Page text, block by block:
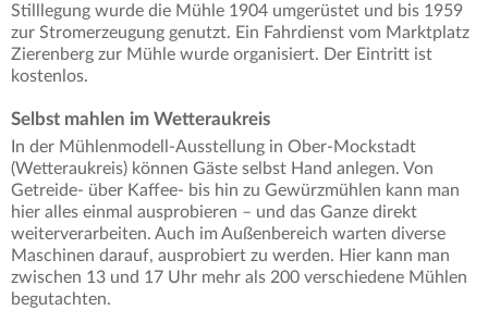
Stilllegung wurde die Mühle 1904 umgerüstet und bis 1959
zur Stromerzeugung genutzt. Ein Fahrdienst vom Marktplatz
Zierenberg zur Mühle wurde organisiert. Der Eintritt ist
kostenlos.
Selbst mahlen im Wetteraukreis
In der Mühlenmodell-Ausstellung in Ober-Mockstadt
(Wetteraukreis) können Gäste selbst Hand anlegen. Von
Getreide- über Kaffee- bis hin zu Gewürzmühlen kann man
hier alles einmal ausprobieren – und das Ganze direkt
weiterverarbeiten. Auch im Außenbereich warten diverse
Maschinen darauf, ausprobiert zu werden. Hier kann man
zwischen 13 und 17 Uhr mehr als 200 verschiedene Mühlen
begutachten.